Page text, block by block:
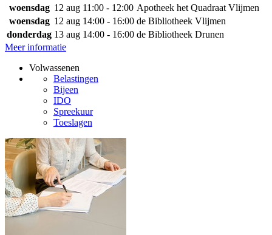
woensdag 12 aug 11:00 - 12:00 Apotheek het Quadraat Vlijmen
woensdag 12 aug 14:00 - 16:00 de Bibliotheek Vlijmen
donderdag 13 aug 14:00 - 16:00 de Bibliotheek Drunen
Meer informatie
Volwassenen
Belastingen
Bijeen
IDO
Spreekuur
Toeslagen